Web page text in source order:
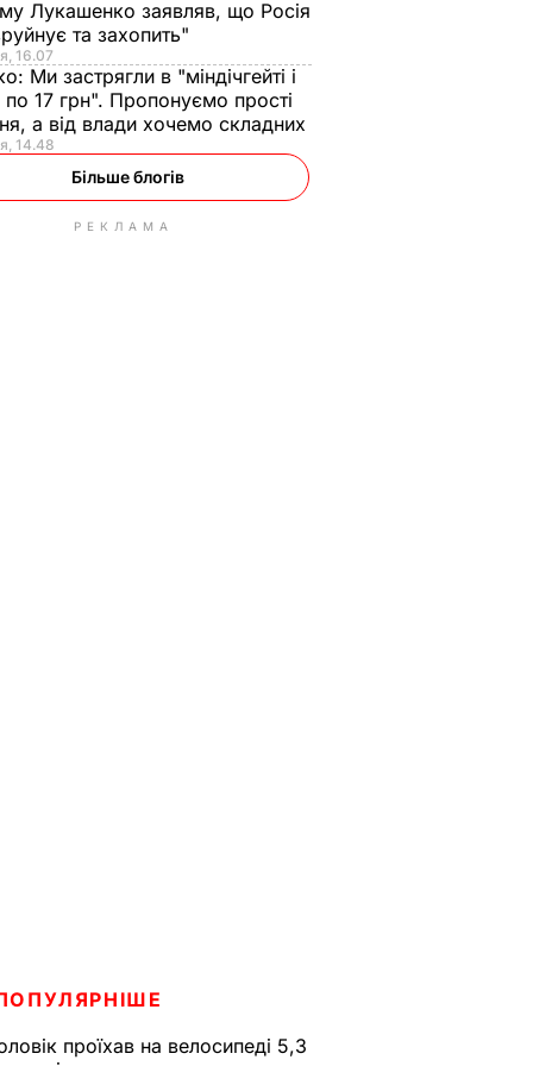
Лукашенко заявляв, що Росія
та захопить"
16.07
Ми застрягли в "міндічгейті і
по 17 грн". Пропонуємо прості
а від влади хочемо складних
14.48
Більше блогів
РЕКЛАМА
проїхав на велосипеді 5,3